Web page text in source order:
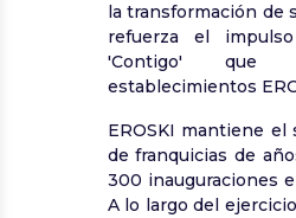
la transformación de
refuerza el
'Contigo' que
establecimientos
EROSKI mantiene
de franquicias de
300 inauguraciones
A lo largo del